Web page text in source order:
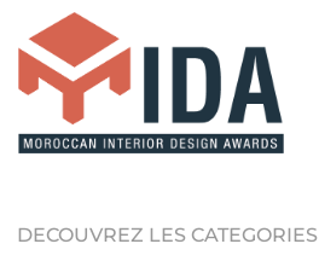
DECOUVREZ LES CATEGORIES